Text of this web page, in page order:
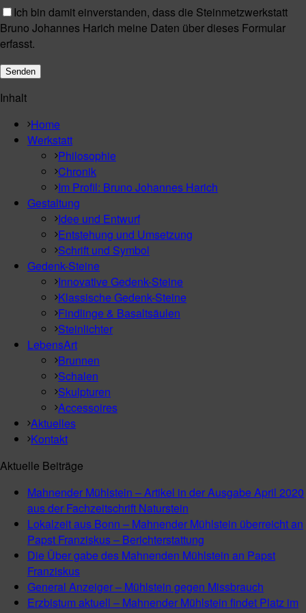
Ich bin damit einverstanden, dass die Steinmetzwerkstatt
Bruno Johannes Harich meine Daten über dieses Formular
erfasst.
Inhalt
Home
Werkstatt
Philosophie
Chronik
Im Profil: Bruno Johannes Harich
Gestaltung
Idee und Entwurf
Entstehung und Umsetzung
Schrift und Symbol
Gedenk-Steine
Innovative Gedenk-Steine
Klassische Gedenk-Steine
Findlinge & Basaltsäulen
Steinlichter
LebensArt
Brunnen
Schalen
Skulpturen
Accessoires
Aktuelles
Kontakt
Aktuelle Beiträge
Mahnender Mühlstein – Artikel in der Ausgabe April 2020
aus der Fachzeitschrift Naturstein
Lokalzeit aus Bonn – Mahnender Mühlstein überreicht an
Papst Franziskus – Berichterstattung
Die Über gabe des Mahnenden Mühlstein an Papst
Franziskus
General Anzeiger – Mühlstein gegen Missbrauch
Erzbistum aktuell – Mahnender Mühlstein findet Platz im